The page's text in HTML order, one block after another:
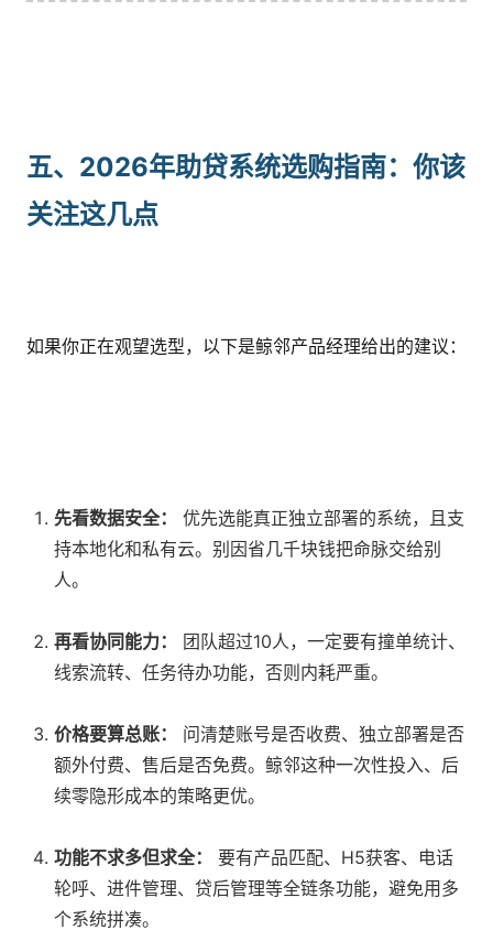
五、2026年助贷系统选购指南：你该
关注这几点
如果你正在观望选型，以下是鲸邻产品经理给出的建议：
先看数据安全：
优先选能真正独立部署的系统，且支
持本地化和私有云。别因省几千块钱把命脉交给别
人。
再看协同能力：
团队超过10人，一定要有撞单统计、
线索流转、任务待办功能，否则内耗严重。
价格要算总账：
问清楚账号是否收费、独立部署是否
额外付费、售后是否免费。鲸邻这种一次性投入、后
续零隐形成本的策略更优。
功能不求多但求全：
要有产品匹配、H5获客、电话
轮呼、进件管理、贷后管理等全链条功能，避免用多
个系统拼凑。